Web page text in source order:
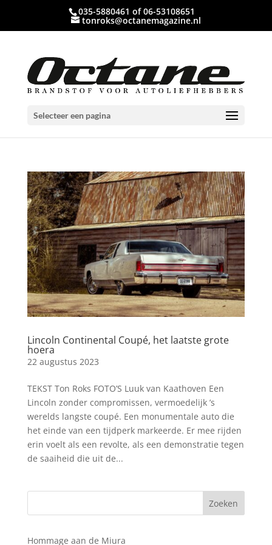
035-5880461 of 06-53108651
tonroks@octanemagazine.nl
Selecteer een pagina
Lincoln Continental Coupé, het laatste grote
hoera
22 augustus 2023
TEKST Ton Roks FOTO’S Luuk van Kaathoven Een
Lincoln zonder compromissen, vermoedelijk ’s
werelds langste coupé. Een monumentale auto die
het einde van een tijdperk markeerde. Er mee rijden
erin voelt als een revolte, als een demonstratie tegen
de saaiheid die uit de...
Hommage aan de Miura